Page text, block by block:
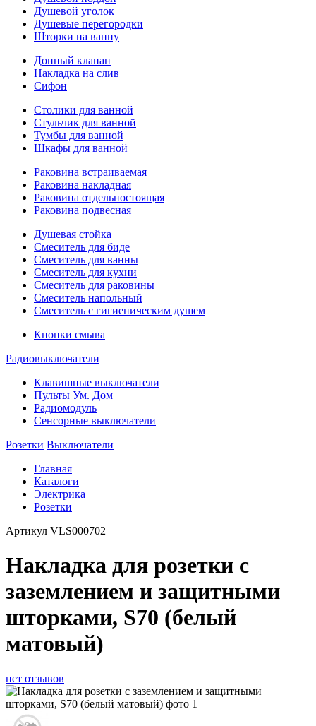
Душевой уголок
Душевые перегородки
Шторки на ванну
Донный клапан
Накладка на слив
Сифон
Столики для ванной
Стульчик для ванной
Тумбы для ванной
Шкафы для ванной
Раковина встраиваемая
Раковина накладная
Раковина отдельностоящая
Раковина подвесная
Душевая стойка
Смеситель для биде
Смеситель для ванны
Смеситель для кухни
Смеситель для раковины
Смеситель напольный
Смеситель с гигиеническим душем
Кнопки смыва
Радиовыключатели
Клавишные выключатели
Пульты Ум. Дом
Радиомодуль
Сенсорные выключатели
Розетки Выключатели
Главная
Каталоги
Электрика
Розетки
Артикул VLS000702
Накладка для розетки с
заземлением и защитными
шторками, S70 (белый
матовый)
нет отзывов